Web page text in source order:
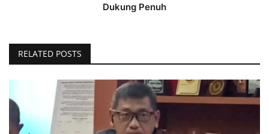
Dukung Penuh
RELATED POSTS